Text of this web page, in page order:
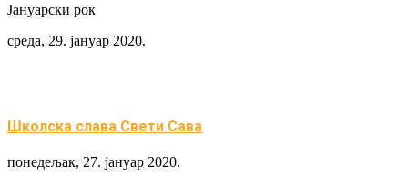
Јануарски рок
среда, 29. јануар 2020.
Школска слава Свети Сава
понедељак, 27. јануар 2020.